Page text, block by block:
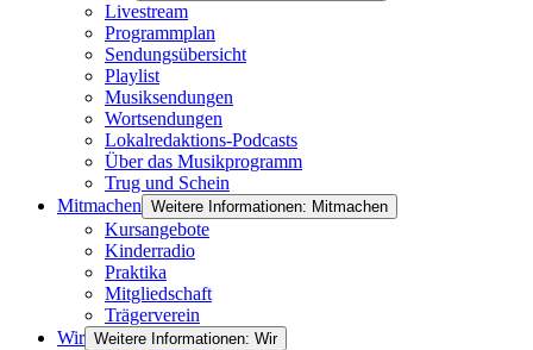
Livestream
Programmplan
Sendungsübersicht
Playlist
Musiksendungen
Wortsendungen
Lokalredaktions-Podcasts
Über das Musikprogramm
Trug und Schein
Mitmachen Weitere Informationen: Mitmachen
Kursangebote
Kinderradio
Praktika
Mitgliedschaft
Trägerverein
Wir Weitere Informationen: Wir